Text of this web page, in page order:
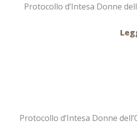
Protocollo d’Intesa Donne
Protocollo d’Intesa Donne